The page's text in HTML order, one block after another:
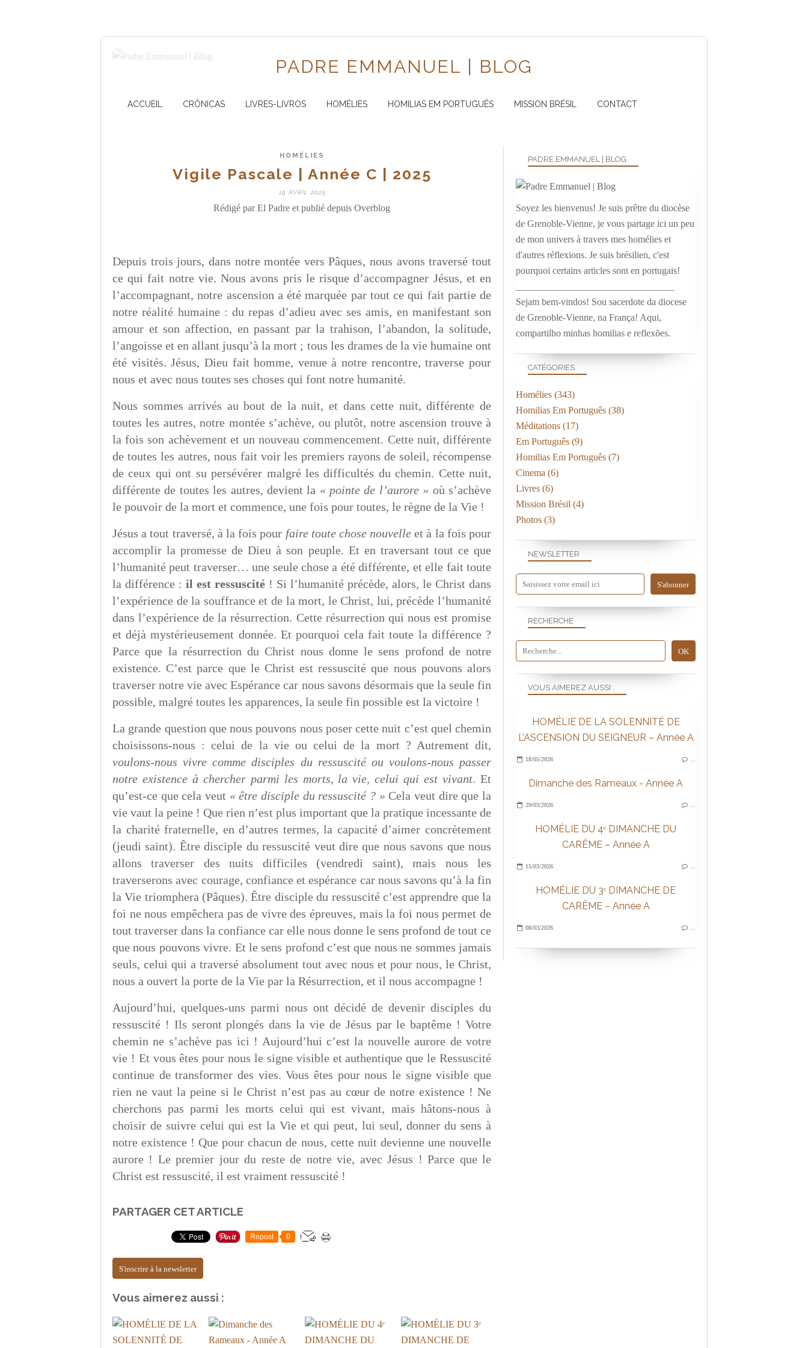
PADRE EMMANUEL | BLOG
ACCUEIL CRÔNICAS LIVRES-LIVROS HOMÉLIES HOMILIAS EM PORTUGUÊS MISSION BRÉSIL CONTACT
HOMÉLIES
Vigile Pascale | Année C | 2025
19 AVRIL 2025
Rédigé par El Padre et publié depuis Overblog
Depuis trois jours, dans notre montée vers Pâques, nous avons traversé tout
ce qui fait notre vie. Nous avons pris le risque d’accompagner Jésus, et en
l’accompagnant, notre ascension a été marquée par tout ce qui fait partie de
notre réalité humaine : du repas d’adieu avec ses amis, en manifestant son
amour et son affection, en passant par la trahison, l’abandon, la solitude,
l’angoisse et en allant jusqu’à la mort ; tous les drames de la vie humaine ont
été visités. Jésus, Dieu fait homme, venue à notre rencontre, traverse pour
nous et avec nous toutes ses choses qui font notre humanité.
Nous sommes arrivés au bout de la nuit, et dans cette nuit, différente de
toutes les autres, notre montée s’achève, ou plutôt, notre ascension trouve à
la fois son achèvement et un nouveau commencement. Cette nuit, différente
de toutes les autres, nous fait voir les premiers rayons de soleil, récompense
de ceux qui ont su persévérer malgré les difficultés du chemin. Cette nuit,
différente de toutes les autres, devient la « pointe de l’aurore » où s’achève
le pouvoir de la mort et commence, une fois pour toutes, le règne de la Vie !
Jésus a tout traversé, à la fois pour faire toute chose nouvelle et à la fois pour
accomplir la promesse de Dieu à son peuple. Et en traversant tout ce que
l’humanité peut traverser… une seule chose a été différente, et elle fait toute
la différence : il est ressuscité ! Si l’humanité précède, alors, le Christ dans
l’expérience de la souffrance et de la mort, le Christ, lui, précède l’humanité
dans l’expérience de la résurrection. Cette résurrection qui nous est promise
et déjà mystérieusement donnée. Et pourquoi cela fait toute la différence ?
Parce que la résurrection du Christ nous donne le sens profond de notre
existence. C’est parce que le Christ est ressuscité que nous pouvons alors
traverser notre vie avec Espérance car nous savons désormais que la seule fin
possible, malgré toutes les apparences, la seule fin possible est la victoire !
La grande question que nous pouvons nous poser cette nuit c’est quel chemin
choisissons-nous : celui de la vie ou celui de la mort ? Autrement dit,
voulons-nous vivre comme disciples du ressuscité ou voulons-nous passer
notre existence à chercher parmi les morts, la vie, celui qui est vivant. Et
qu’est-ce que cela veut « être disciple du ressuscité ? » Cela veut dire que la
vie vaut la peine ! Que rien n’est plus important que la pratique incessante de
la charité fraternelle, en d’autres termes, la capacité d’aimer concrètement
(jeudi saint). Être disciple du ressuscité veut dire que nous savons que nous
allons traverser des nuits difficiles (vendredi saint), mais nous les
traverserons avec courage, confiance et espérance car nous savons qu’à la fin
la Vie triomphera (Pâques). Être disciple du ressuscité c’est apprendre que la
foi ne nous empêchera pas de vivre des épreuves, mais la foi nous permet de
tout traverser dans la confiance car elle nous donne le sens profond de tout ce
que nous pouvons vivre. Et le sens profond c’est que nous ne sommes jamais
seuls, celui qui a traversé absolument tout avec nous et pour nous, le Christ,
nous a ouvert la porte de la Vie par la Résurrection, et il nous accompagne !
Aujourd’hui, quelques-uns parmi nous ont décidé de devenir disciples du
ressuscité ! Ils seront plongés dans la vie de Jésus par le baptême ! Votre
chemin ne s’achève pas ici ! Aujourd’hui c’est la nouvelle aurore de votre
vie ! Et vous êtes pour nous le signe visible et authentique que le Ressuscité
continue de transformer des vies. Vous êtes pour nous le signe visible que
rien ne vaut la peine si le Christ n’est pas au cœur de notre existence ! Ne
cherchons pas parmi les morts celui qui est vivant, mais hâtons-nous à
choisir de suivre celui qui est la Vie et qui peut, lui seul, donner du sens à
notre existence ! Que pour chacun de nous, cette nuit devienne une nouvelle
aurore ! Le premier jour du reste de notre vie, avec Jésus ! Parce que le
Christ est ressuscité, il est vraiment ressuscité !
PARTAGER CET ARTICLE
Repost 0
S'inscrire à la newsletter
Vous aimerez aussi :
NEWSLETTER
RECHERCHE
PADRE EMMANUEL | BLOG
Soyez les bienvenus! Je suis prêtre du diocèse
de Grenoble-Vienne, je vous partage ici un peu
de mon univers à travers mes homélies et
d'autres réflexions. Je suis brésilien, c'est
pourquoi certains articles sont en portugais!
Sejam bem-vindos! Sou sacerdote da diocese
de Grenoble-Vienne, na França! Aqui,
compartilho minhas homilias e reflexões.
VOUS AIMEREZ AUSSI :
HOMÉLIE DE LA SOLENNITÉ DE
L’ASCENSION DU SEIGNEUR – Année A
18/05/2026
Dimanche des Rameaux - Année A
29/03/2026
HOMÉLIE DU 4ᵉ DIMANCHE DU
CARÊME – Année A
15/03/2026
HOMÉLIE DU 3ᵉ DIMANCHE DE
CARÊME – Année A
08/03/2026
CATÉGORIES
Homélies (343)
Homilias Em Português (38)
Méditations (17)
Em Português (9)
Homilias Em Português (7)
Cinema (6)
Livres (6)
Mission Brésil (4)
Photos (3)